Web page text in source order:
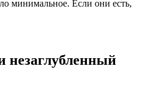
минимальное. Если они есть,
незаглубленный